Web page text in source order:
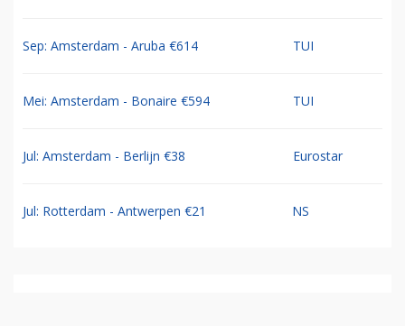
Sep: Amsterdam - Aruba €614 TUI
Mei: Amsterdam - Bonaire €594 TUI
Jul: Amsterdam - Berlijn €38 Eurostar
Jul: Rotterdam - Antwerpen €21 NS